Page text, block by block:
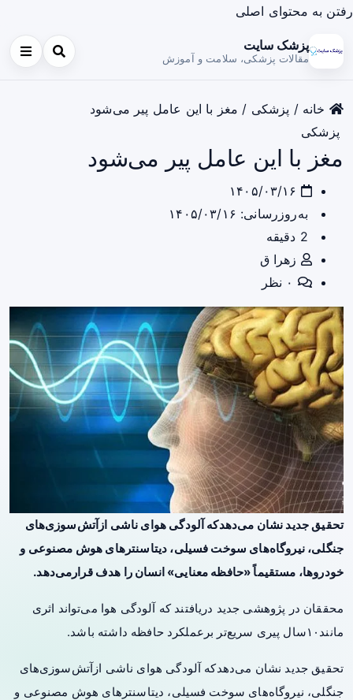
رفتن به محتوای اصلی
پزشک سایت
مقالات پزشکی، سلامت و آموزش
خانه / پزشکی / مغز با این عامل پیر می‌شود
پزشکی
مغز با این عامل پیر می‌شود
به‌روزرسانی: ۱۴۰۵/۰۳/۱۶
زهرا ق
تحقیق جدید نشان می‌دهدکه آلودگی هوای ناشی ازآتش‌سوزی‌های
جنگلی، نیروگاه‌های سوخت فسیلی، دیتاسنترهای هوش مصنوعی و
خودروها، مستقیماً «حافظه معنایی» انسان را هدف قرارمی‌دهد.
محققان در پژوهشی جدید دریافتند که آلودگی هوا می‌تواند اثری
مانند۱۰سال پیری سریع‌تر برعملکرد حافظه داشته باشد.
تحقیق جدید نشان می‌دهدکه آلودگی هوای ناشی ازآتش‌سوزی‌های
جنگلی، نیروگاه‌های سوخت فسیلی، دیتاسنترهای هوش مصنوعی و